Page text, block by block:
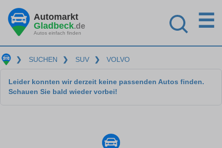
Automarkt
Gladbeck.de
Autos einfach finden
☰
❯ SUCHEN ❯ SUV ❯ VOLVO
Leider konnten wir derzeit keine passenden Autos finden.
Schauen Sie bald wieder vorbei!